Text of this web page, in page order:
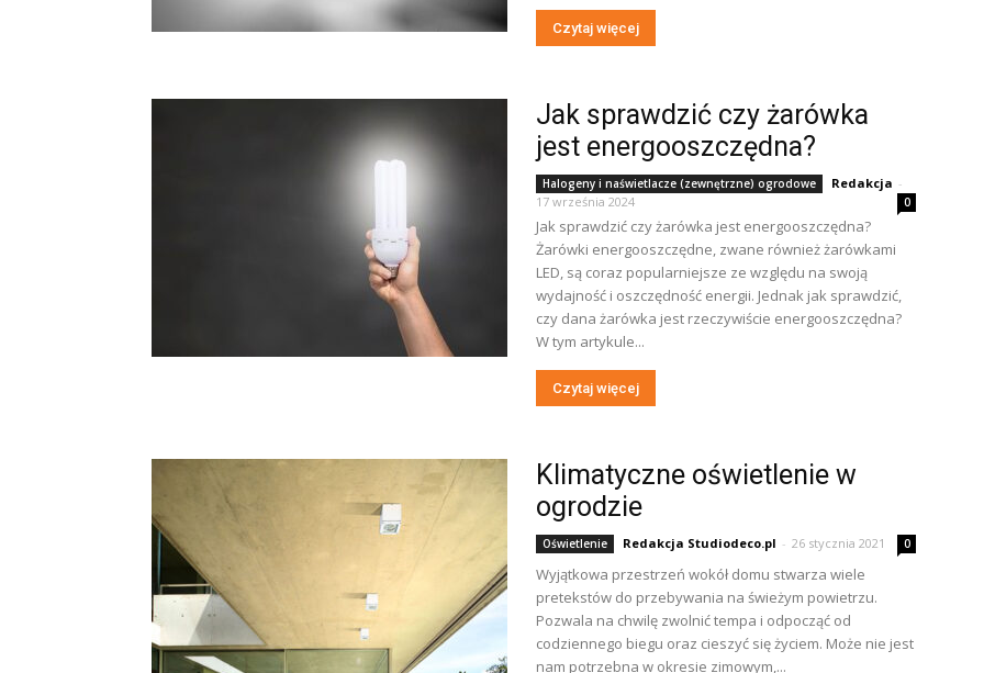
Czytaj więcej
Jak sprawdzić czy żarówka
jest energooszczędna?
Halogeny i naświetlacze (zewnętrzne) ogrodowe Redakcja -
17 września 2024
0
Jak sprawdzić czy żarówka jest energooszczędna?
Żarówki energooszczędne, zwane również żarówkami
LED, są coraz popularniejsze ze względu na swoją
wydajność i oszczędność energii. Jednak jak sprawdzić,
czy dana żarówka jest rzeczywiście energooszczędna?
W tym artykule...
Czytaj więcej
Klimatyczne oświetlenie w
ogrodzie
Oświetlenie Redakcja Studiodeco.pl - 26 stycznia 2021 0
Wyjątkowa przestrzeń wokół domu stwarza wiele
pretekstów do przebywania na świeżym powietrzu.
Pozwala na chwilę zwolnić tempa i odpocząć od
codziennego biegu oraz cieszyć się życiem. Może nie jest
nam potrzebna w okresie zimowym,...